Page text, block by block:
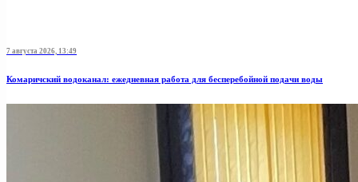
7 августа 2026, 13:49
Комаричский водоканал: ежедневная работа для бесперебойной подачи воды